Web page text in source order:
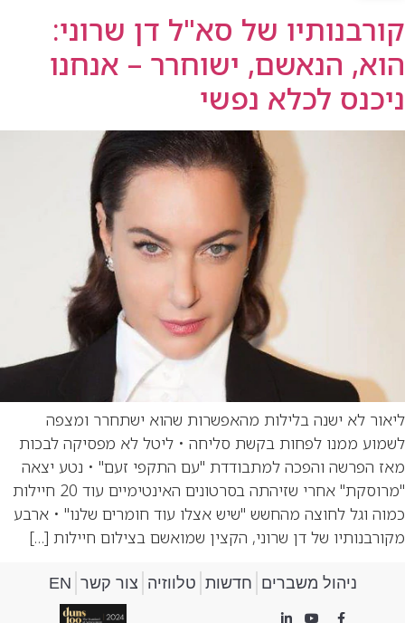
קורבנותיו של סא"ל דן שרוני:
הוא, הנאשם, ישוחרר – אנחנו
ניכנס לכלא נפשי
ליאור לא ישנה בלילות מהאפשרות שהוא ישתחרר ומצפה
לשמוע ממנו לפחות בקשת סליחה • ליטל לא מפסיקה לבכות
מאז הפרשה והפכה למתבודדת "עם התקפי זעם" • נטע יצאה
"מרוסקת" אחרי שזיהתה בסרטונים האינטימיים עוד 20 חיילות
כמוה וגל לחוצה מהחשש "שיש אצלו עוד חומרים שלנו" • ארבע
מקורבנותיו של דן שרוני, הקצין שמואשם בצילום חיילות […]
ניהול משברים חדשות טלווזיה צור קשר EN